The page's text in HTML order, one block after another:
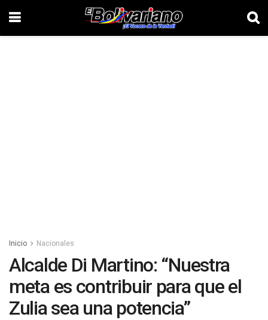
Inicio Nacionales
Alcalde Di Martino: “Nuestra
meta es contribuir para que el
Zulia sea una potencia”